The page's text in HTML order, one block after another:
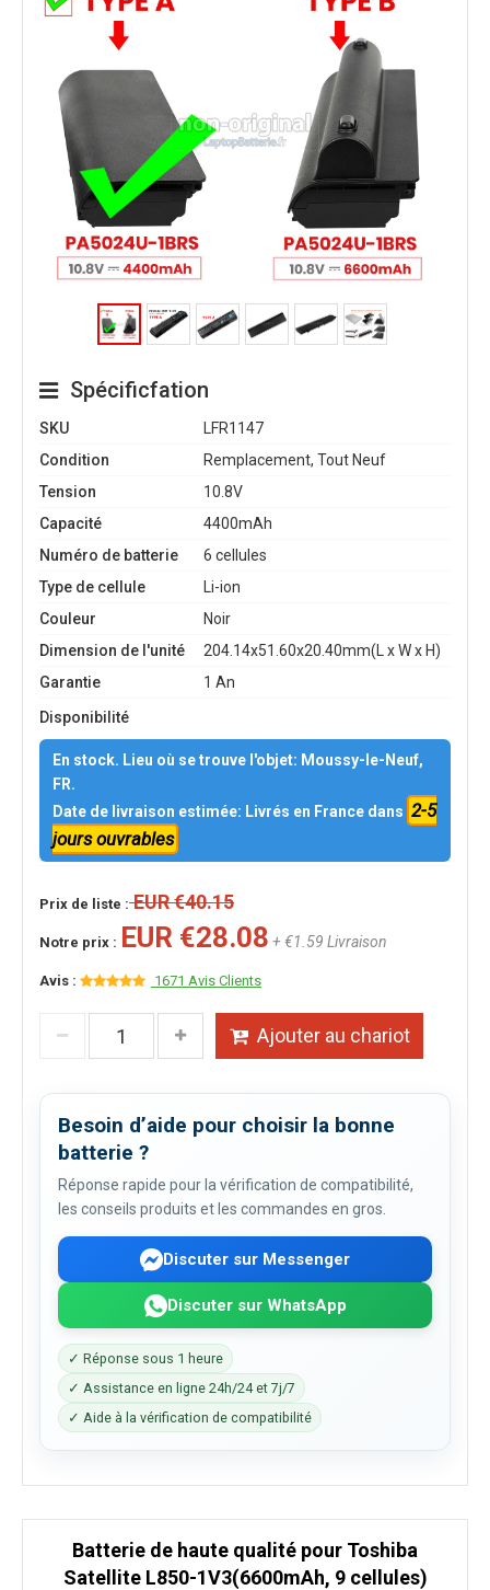
Spécificfation
SKU
LFR1147
Condition
Remplacement, Tout Neuf
Tension
10.8V
Capacité
4400mAh
Numéro de batterie
6 cellules
Type de cellule
Li-ion
Couleur
Noir
Dimension de l'unité
204.14x51.60x20.40mm(L x W x H)
Garantie
1 An
Disponibilité
En stock. Lieu où se trouve l'objet: Moussy-le-Neuf,
FR.
Date de livraison estimée: Livrés en France dans 2-5
jours ouvrables
Prix de liste :EUR €40.15
Notre prix : EUR €28.08 + €1.59 Livraison
Avis : 1671 Avis Clients
Ajouter au chariot
Besoin d’aide pour choisir la bonne
batterie ?
Réponse rapide pour la vérification de compatibilité,
les conseils produits et les commandes en gros.
Discuter sur Messenger
Discuter sur WhatsApp
✓ Réponse sous 1 heure
✓ Assistance en ligne 24h/24 et 7j/7
✓ Aide à la vérification de compatibilité
Batterie de haute qualité pour Toshiba
Satellite L850-1V3(6600mAh, 9 cellules)